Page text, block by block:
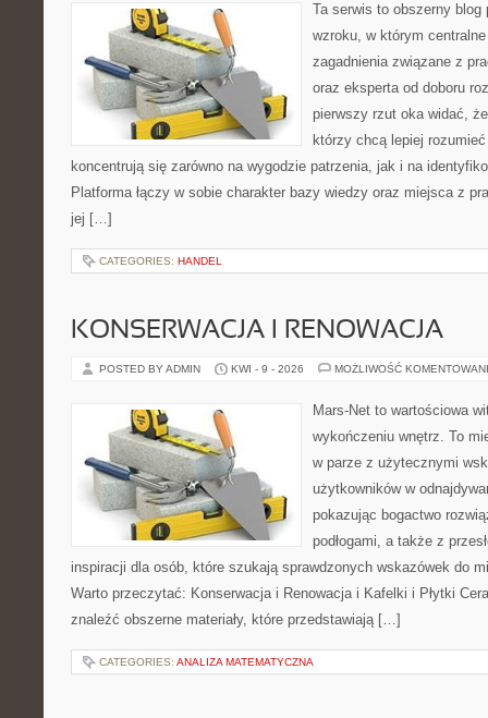
Ta serwis to obszerny blog
wzroku, w którym
zagadnienia związane z
oraz eksperta od doboru
pierwszy rzut oka widać,
którzy chcą lepiej
koncentrują się zarówno na wygodzie patrzenia, jak i na
Platforma łączy w sobie charakter bazy wiedzy oraz miejsca z
jej […]
CATEGORIES: HANDEL
KONSERWACJA I RENOWACJA
POSTED BY ADMIN KWI - 9 - 2026 MOŻLIWOŚĆ
Mars-Net to wartościowa
wykończeniu wnętrz. To
w parze z użytecznymi
użytkowników w
pokazując bogactwo
podłogami, a także z
inspiracji dla osób, które szukają sprawdzonych wskazówek do
Warto przeczytać: Konserwacja i Renowacja i Kafelki i Płytki
znaleźć obszerne materiały, które przedstawiają […]
CATEGORIES: ANALIZA MATEMATYCZNA